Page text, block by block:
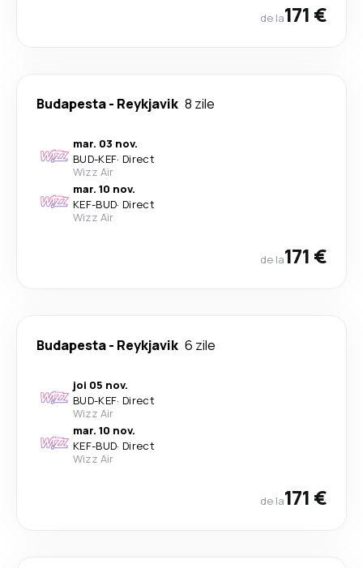
de la171 €
Budapesta- Reykjavik 8 zile
mar. 03 nov.
BUD-KEF· Direct
Wizz Air
mar. 10 nov.
KEF-BUD· Direct
Wizz Air
de la171 €
Budapesta- Reykjavik 6 zile
joi 05 nov.
BUD-KEF· Direct
Wizz Air
mar. 10 nov.
KEF-BUD· Direct
Wizz Air
de la171 €